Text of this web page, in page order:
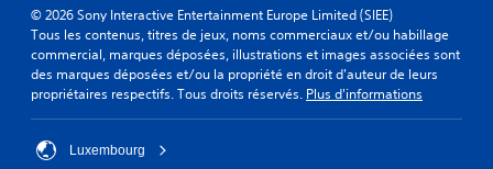
© 2026 Sony Interactive Entertainment Europe Limited (SIEE)
Tous les contenus, titres de jeux, noms commerciaux et/ou habillage
commercial, marques déposées, illustrations et images associées sont
des marques déposées et/ou la propriété en droit d'auteur de leurs
propriétaires respectifs. Tous droits réservés. Plus d'informations
Luxembourg